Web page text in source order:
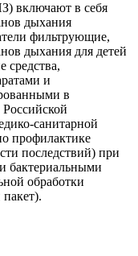
включают в себя
дыхания
фильтрующие,
дыхания для детей
средства,
и
в
санитарной
профилактике
последствий) при
бактериальными
обработки